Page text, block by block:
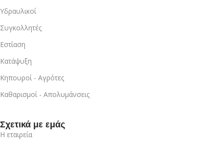
Υδραυλικοί
Συγκολλητές
Εστίαση
Κατάψυξη
Κηπουροί - Αγρότες
Καθαρισμοί - Απολυμάνσεις
Σχετικά με εμάς
Η εταιρεία